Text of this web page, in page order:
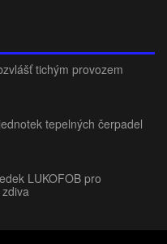
tichým provozem
tepelných čerpadel
LUKOFOB pro